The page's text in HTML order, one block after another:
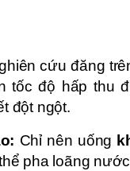
cứu đăng
tốc độ hấp thu
đột ngột.
Chỉ nên uống
pha loãng